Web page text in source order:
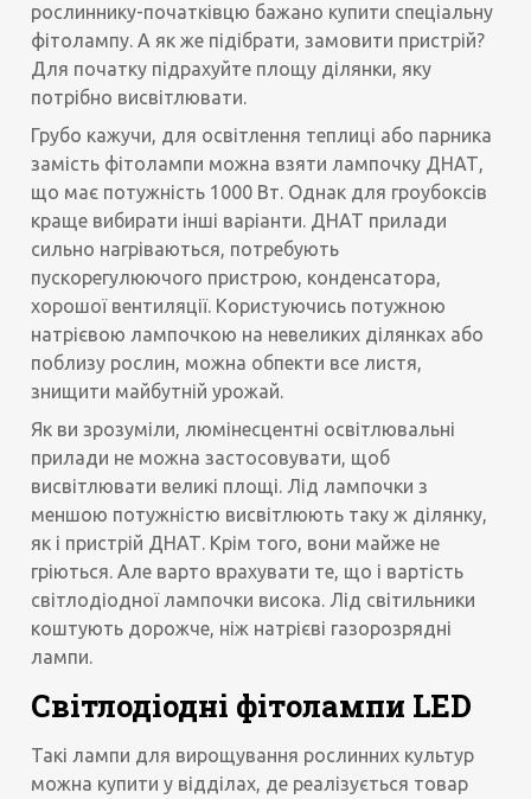
рослиннику-початківцю бажано купити спеціальну
фітолампу. А як же підібрати, замовити пристрій?
Для початку підрахуйте площу ділянки, яку
потрібно висвітлювати.
Грубо кажучи, для освітлення теплиці або парника
замість фітолампи можна взяти лампочку ДНАТ,
що має потужність 1000 Вт. Однак для гроубоксів
краще вибирати інші варіанти. ДНАТ прилади
сильно нагріваються, потребують
пускорегулюючого пристрою, конденсатора,
хорошої вентиляції. Користуючись потужною
натрієвою лампочкою на невеликих ділянках або
поблизу рослин, можна обпекти все листя,
знищити майбутній урожай.
Як ви зрозуміли, люмінесцентні освітлювальні
прилади не можна застосовувати, щоб
висвітлювати великі площі. Лід лампочки з
меншою потужністю висвітлюють таку ж ділянку,
як і пристрій ДНАТ. Крім того, вони майже не
гріються. Але варто врахувати те, що і вартість
світлодіодної лампочки висока. Лід світильники
коштують дорожче, ніж натрієві газорозрядні
лампи.
Світлодіодні фітолампи LED
Такі лампи для вирощування рослинних культур
можна купити у відділах, де реалізується товар